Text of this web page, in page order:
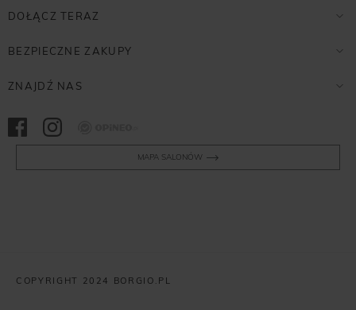
DOŁĄCZ TERAZ
BEZPIECZNE ZAKUPY
ZNAJDŹ NAS
MAPA SALONÓW
COPYRIGHT 2024 BORGIO.PL